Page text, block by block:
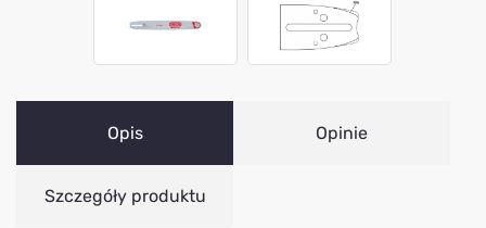
Opis Opinie
Szczegóły produktu